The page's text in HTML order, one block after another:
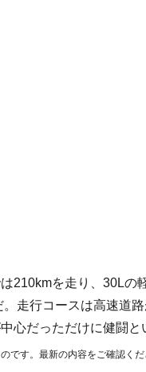
210kmを走り、30Lの
。走行コースは高速道
心だっただけに健闘と
です。最新の内容をご確認くだ